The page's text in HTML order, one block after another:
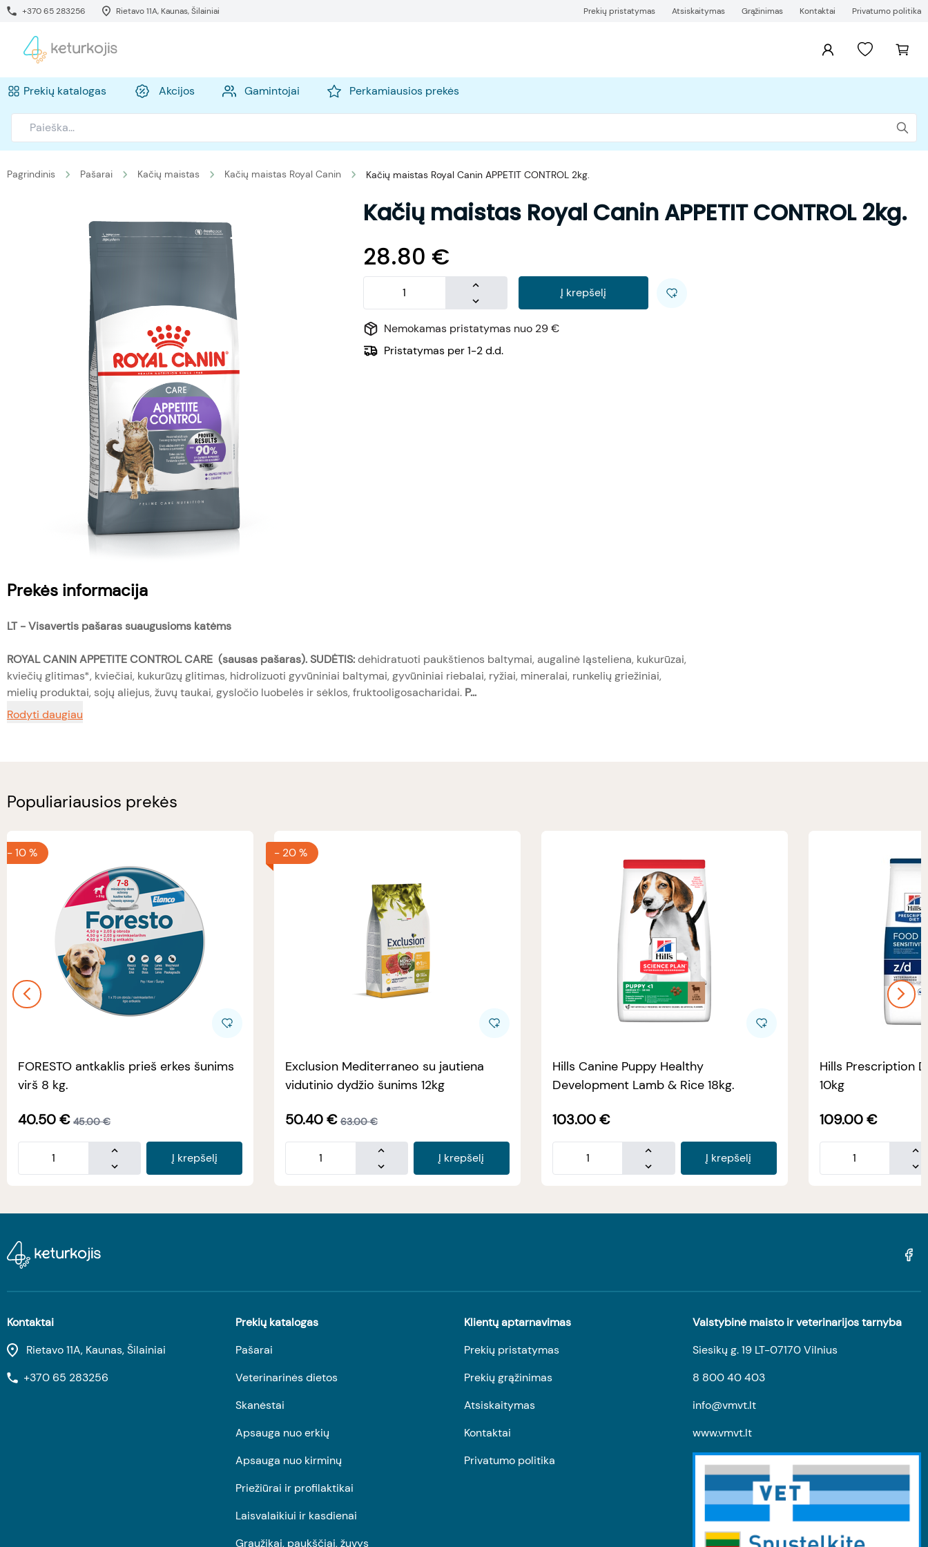
+370 65 283256 Rietavo 11A, Kaunas, Šilainiai Prekių pristatymas Atsiskaitymas Grąžinimas Kontaktai Privatumo politika
Prekių katalogas Akcijos Gamintojai Perkamiausios prekės
Pagrindinis Pašarai Kačių maistas Kačių maistas Royal Canin Kačių maistas Royal Canin APPETIT CONTROL 2kg.
Kačių maistas Royal Canin APPETIT CONTROL 2kg.
28.80 €
Į krepšelį
Nemokamas pristatymas nuo 29 €
Pristatymas per 1-2 d.d.
Prekės informacija
LT -Visavertis pašaras suaugusioms katėms
ROYAL CANIN APPETITE CONTROLCARE (sausas pašaras). SUDĖTIS:dehidratuoti paukštienos baltymai, augalinė ląsteliena, kukurūzai,
kviečių glitimas*, kviečiai, kukurūzų glitimas, hidrolizuoti gyvūniniai baltymai, gyvūniniai riebalai, ryžiai, mineralai, runkelių griežiniai,
mielių produktai, sojų aliejus, žuvų taukai, gysločio luobelės ir sėklos, fruktooligosacharidai. P...
Rodyti daugiau
Populiariausios prekės
-10 %
FORESTO antkaklis prieš erkes šunims
virš 8 kg.
40.50€ 45.00 €
Į krepšelį
- 20 %
Exclusion Mediterraneo su jautiena
vidutinio dydžio šunims 12kg
50.40€ 63.00 €
Į krepšelį
Hills Canine Puppy Healthy
Development Lamb & Rice 18kg.
103.00 €
Į krepšelį
Hills Prescription
10kg
109.00 €
Kontaktai
Rietavo 11A, Kaunas, Šilainiai
+370 65 283256
Prekių katalogas
Pašarai
Veterinarinės dietos
Skanėstai
Apsauga nuo erkių
Apsauga nuo kirminų
Priežiūrai ir profilaktikai
Laisvalaikiui ir kasdienai
Graužikai, paukščiai, žuvys
Klientų aptarnavimas
Prekių pristatymas
Prekių grąžinimas
Atsiskaitymas
Kontaktai
Privatumo politika
Valstybinė maisto ir veterinarijos tarnyba
Siesikų g. 19 LT-07170 Vilnius
8 800 40 403
info@vmvt.lt
www.vmvt.lt